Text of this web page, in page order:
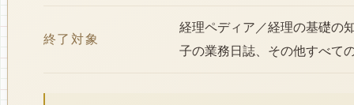
終了対象
経理ペディア／経理の基礎の
子の業務日誌、その他すべて